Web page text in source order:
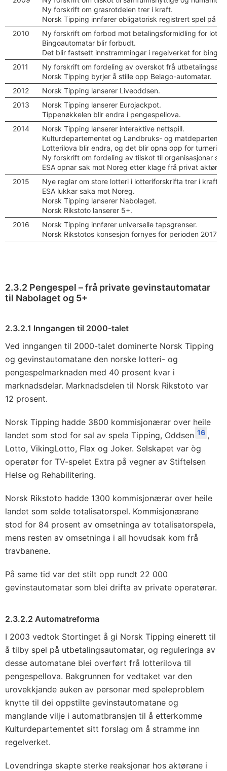
Ny forskrift om grasrotdelen trer i kraft.
Norsk Tipping innfører obligatorisk registrert spel på
2010
Ny forskrift om forbod mot betalingsformidling for
Bingoautomatar blir forbudt.
Det blir fastsett innstrammingar i regelverket for bingo.
2011
Ny forskrift om fordeling av overskot frå
Norsk Tipping byrjer å stille opp Belago-automatar.
2012
Norsk Tipping lanserer Liveoddsen.
2013
Norsk Tipping lanserer Eurojackpot.
Tippenøkkelen blir endra i pengespellova.
2014
Norsk Tipping lanserer interaktive nettspill.
Kulturdepartementet og Landbruks- og
Lotterilova blir endra, og det blir opna opp for
Ny forskrift om fordeling av tilskot til organisasjonar
ESA opnar sak mot Noreg etter klage frå privat aktør
2015
Nye reglar om store lotteri i lotteriforskrifta trer i kraft,
ESA lukkar saka mot Noreg.
Norsk Tipping lanserer Nabolaget.
Norsk Rikstoto lanserer 5+.
2016
Norsk Tipping innfører universelle tapsgrenser.
Norsk Rikstotos konsesjon fornyes for perioden 2017 til
2.3.2 Pengespel – frå private gevinstautomatar
til Nabolaget og 5+
2.3.2.1 Inngangen til 2000-talet
Ved inngangen til 2000-talet dominerte Norsk Tipping
og gevinstautomatane den norske lotteri- og
pengespelmarknaden med 40 prosent kvar i
marknadsdelar. Marknadsdelen til Norsk Rikstoto var
12 prosent.
Norsk Tipping hadde 3800 kommisjonærar over heile
landet som stod for sal av spela Tipping, Oddsen 16 ,
Lotto, VikingLotto, Flax og Joker. Selskapet var òg
operatør for TV-spelet Extra på vegner av Stiftelsen
Helse og Rehabilitering.
Norsk Rikstoto hadde 1300 kommisjonærar over heile
landet som selde totalisatorspel. Kommisjonærane
stod for 84 prosent av omsetninga av totalisatorspela,
mens resten av omsetninga i all hovudsak kom frå
travbanene.
På same tid var det stilt opp rundt 22 000
gevinstautomatar som blei drifta av private operatørar.
2.3.2.2 Automatreforma
I 2003 vedtok Stortinget å gi Norsk Tipping einerett til
å tilby spel på utbetalingsautomatar, og reguleringa av
desse automatane blei overført frå lotterilova til
pengespellova. Bakgrunnen for vedtaket var den
urovekkjande auken av personar med speleproblem
knytte til dei oppstilte gevinstautomatane og
manglande vilje i automatbransjen til å etterkomme
Kulturdepartementet sitt forslag om å stramme inn
regelverket.
Lovendringa skapte sterke reaksjonar hos aktørane i